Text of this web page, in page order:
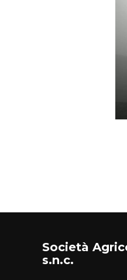
Società
s.n.c.